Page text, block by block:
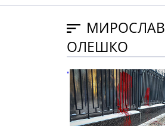
МИРОСЛАВ
ОЛЕШКО
" />